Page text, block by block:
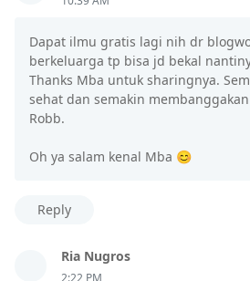
Dapat ilmu gratis lagi nih dr
berkeluarga tp bisa jd bekal
Thanks Mba untuk sharingnya.
sehat dan semakin
Robb.
Oh ya salam kenal Mba 😊
Reply
Ria Nugros